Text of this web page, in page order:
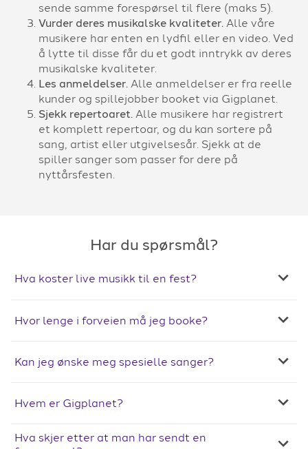
sende samme forespørsel til flere (maks 5).
Vurder deres musikalske kvaliteter. Alle våre
musikere har enten en lydfil eller en video. Ved
å lytte til disse får du et godt inntrykk av deres
musikalske kvaliteter.
Les anmeldelser. Alle anmeldelser er fra reelle
kunder og spillejobber booket via Gigplanet.
Sjekk repertoaret. Alle musikere har registrert
et komplett repertoar, og du kan sortere på
sang, artist eller utgivelsesår. Sjekk at de
spiller sanger som passer for dere på
nyttårsfesten.
Har du spørsmål?
Hva koster live musikk til en fest?
Hvor lenge i forveien må jeg booke?
Kan jeg ønske meg spesielle sanger?
Hvem er Gigplanet?
Hva skjer etter at man har sendt en